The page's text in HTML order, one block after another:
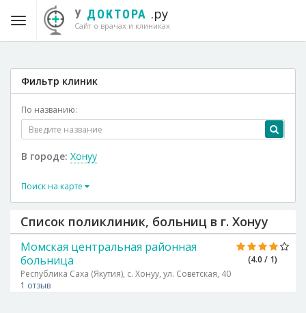
У ДОКТОРА .ру
Сайт о врачах и клиниках
Фильтр клиник
По названию:
В городе: Хонуу
Поиск на карте
Список поликлиник, больниц в г. Хонуу
(4.0 / 1)
Момская центральная районная
больница
Республика Саха (Якутия), с. Хонуу, ул. Советская, 40
1 отзыв